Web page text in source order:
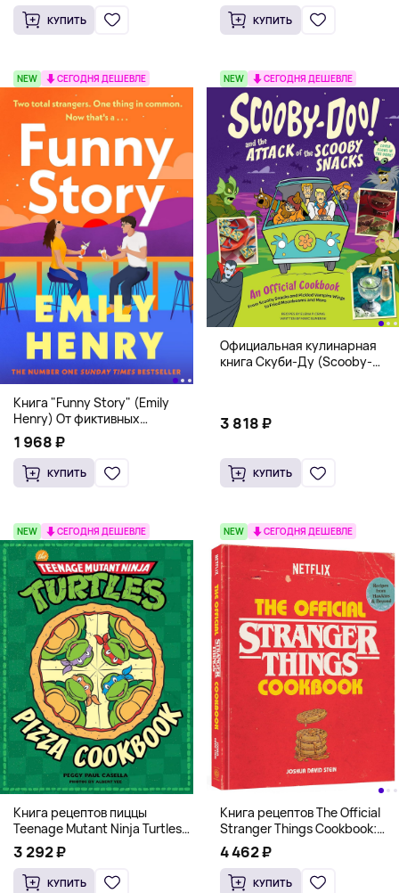
КУПИТЬ КУПИТЬ
NEW СЕГОДНЯ ДЕШЕВЛЕ
Книга "Funny Story" (Emily
Henry) От фиктивных
свиданий к реальной любви
1 968 ₽
КУПИТЬ
NEW СЕГОДНЯ ДЕШЕВЛЕ
Официальная кулинарная
книга Скуби-Ду (Scooby-
3 818 ₽
КУПИТЬ
NEW СЕГОДНЯ ДЕШЕВЛЕ
Книга рецептов пиццы
Teenage Mutant Ninja Turtles
Pizza Cookbook (На
английском)
3 292 ₽
КУПИТЬ
NEW СЕГОДНЯ ДЕШЕВЛЕ
Книга рецептов The Official
Stranger Things Cookbook:
Recipes from Hawkins and
Beyond (На английском)
4 462 ₽
КУПИТЬ